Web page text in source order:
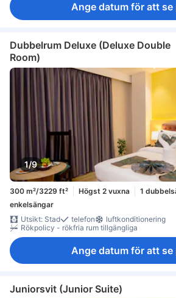
klädhängare
möjlighet att
Ange datum för att se
Dubbelrum Deluxe (Deluxe Double
Room)
1/9
300 m²/3229 ft² Högst 2 vuxna
1
enkelsängar
Utsikt: Stad
telefon
luftkonditionering
Rökpolicy - rökfria rum tillgängliga
Ange datum för att se
Juniorsvit (Junior Suite)